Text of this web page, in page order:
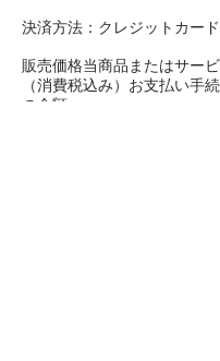
決済方法：クレジットカー
販売価格当商品またはサー
（消費税込み）お支払い手
の金額